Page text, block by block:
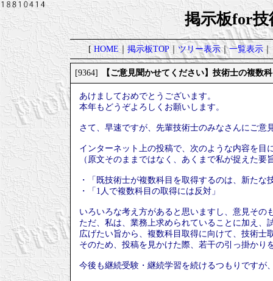
掲示板for技
[HOME｜掲示板TOP｜ツリー表示｜一覧表示｜
[9364] 【ご意見聞かせてください】技術士の複数
あけましておめでとうございます。
本年もどうぞよろしくお願いします。
さて、早速ですが、先輩技術士のみなさんにご意
インターネット上の投稿で、次のような内容を目
（原文そのままではなく、あくまで私が捉えた要
・「既技術士が複数科目を取得するのは、新たな
・「1人で複数科目の取得には反対」
いろいろな考え方があると思いますし、意見その
ただ、私は、業務上求められていることに加え
広げたい旨から、複数科目取得に向けて、技術士
そのため、投稿を見かけた際、若干の引っ掛かり
今後も継続受験・継続学習を続けるつもりですが